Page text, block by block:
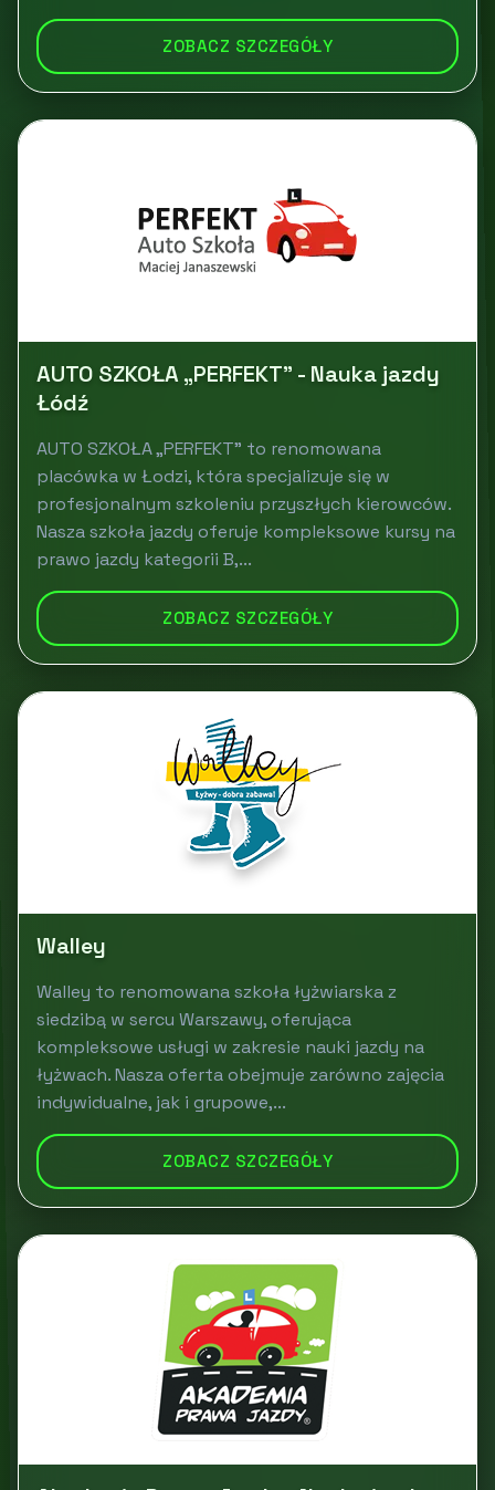
ZOBACZ SZCZEGÓŁY
AUTO SZKOŁA „PERFEKT” - Nauka jazdy
Łódź
AUTO SZKOŁA „PERFEKT” to renomowana
placówka w Łodzi, która specjalizuje się w
profesjonalnym szkoleniu przyszłych kierowców.
Nasza szkoła jazdy oferuje kompleksowe kursy na
prawo jazdy kategorii B,...
ZOBACZ SZCZEGÓŁY
Walley
Walley to renomowana szkoła łyżwiarska z
siedzibą w sercu Warszawy, oferująca
kompleksowe usługi w zakresie nauki jazdy na
łyżwach. Nasza oferta obejmuje zarówno zajęcia
indywidualne, jak i grupowe,...
ZOBACZ SZCZEGÓŁY